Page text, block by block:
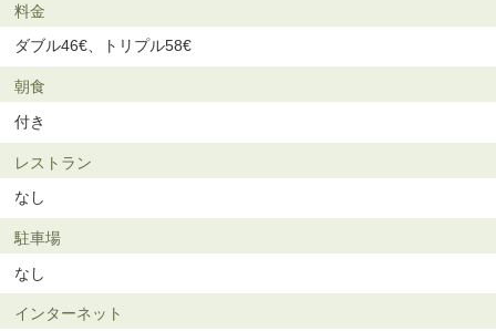
料金
ダブル46€、トリプル58€
朝食
付き
レストラン
なし
駐車場
なし
インターネット